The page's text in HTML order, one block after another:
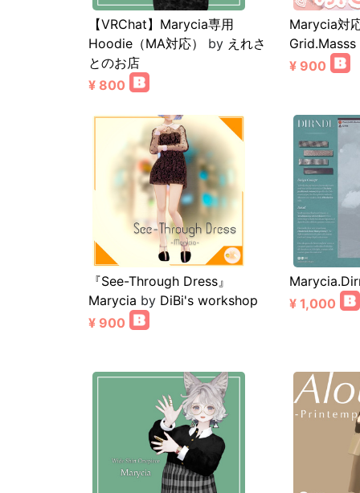
【VRChat】Marycia専用
Hoodie（MA対応）
by えれさ
とのお店
¥ 800
Marycia対
Grid.Masss
¥ 900
『See-Through Dress』
Marycia by DiBi's workshop
¥ 900
¥ 1,000